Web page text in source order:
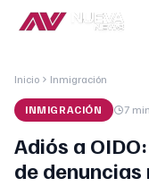
Inicio Inmigración
INMIGRACIÓN 7 min
Adiós a
de